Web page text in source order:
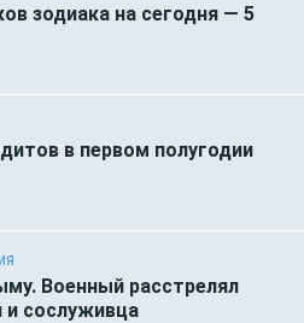
зодиака на сегодня — 5
в первом полугодии
Военный расстрелял
и сослуживца